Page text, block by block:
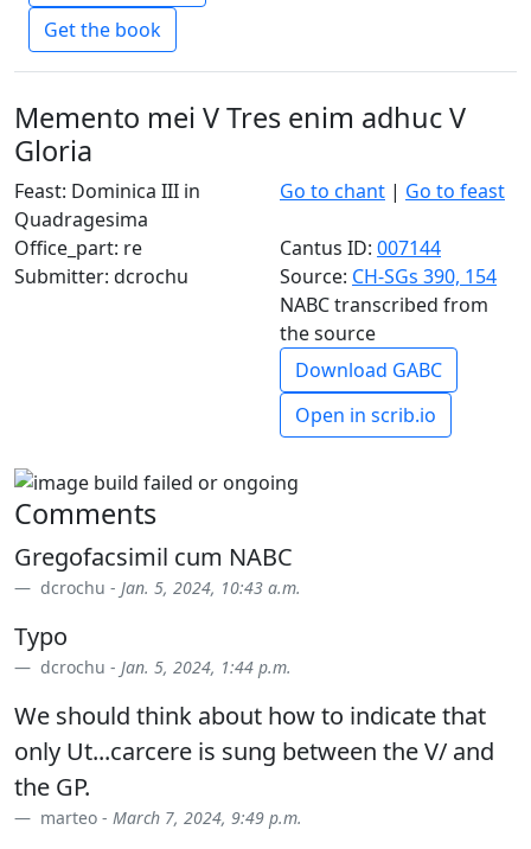
Get the book
Memento mei V Tres enim adhuc V
Gloria
Feast: Dominica III in
Quadragesima
Go to chant | Go to feast
Office_part: re Cantus ID: 007144
Submitter: dcrochu
Source: CH-SGs 390, 154
NABC transcribed from
the source
Download GABC
Open in scrib.io
Comments
Gregofacsimil cum NABC
dcrochu - Jan. 5, 2024, 10:43 a.m.
Typo
dcrochu - Jan. 5, 2024, 1:44 p.m.
We should think about how to indicate that
only Ut...carcere is sung between the V/ and
the GP.
marteo - March 7, 2024, 9:49 p.m.